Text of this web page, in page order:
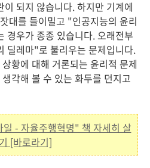
되지 않습니다. 하지만 기계에
대를 들이밀고 "인공지능의 윤리
경우가 종종 있습니다. 오래전부
딜레마"로 불리우는 문제입니다.
황에 대해 거론되는 윤리적 문제
각해 볼 수 있는 화두를 던지고
- 자율주행혁명" 책 자세히 살
[바로라기]